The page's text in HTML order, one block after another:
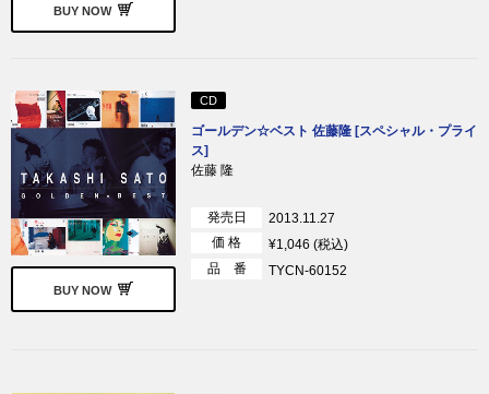
BUY NOW
BUY NOW
CD
ゴールデン☆ベスト 佐藤隆 [スペシャル・プライ
ス]
佐藤 隆
発売日
2013.11.27
価 格
¥1,046 (税込)
品 番
TYCN-60152